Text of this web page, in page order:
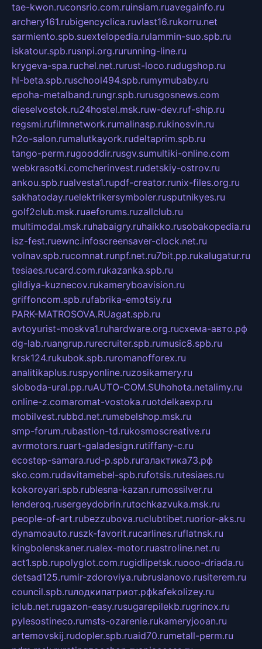
tae-kwon.ruconsrio.com.ruinsiam.ruavegainfo.ru
archery161.rubigencyclica.ruvlast16.rukorru.net
sarmiento.spb.suextelopedia.rulammin-suo.spb.ru
iskatour.spb.rusnpi.org.rurunning-line.ru
krygeva-spa.ruchel.net.rurust-loco.rudugshop.ru
hl-beta.spb.ruschool494.spb.rumymubaby.ru
epoha-metalband.rungr.spb.rurusgosnews.com
dieselvostok.ru24hostel.msk.ruw-dev.ruf-ship.ru
regsmi.rufilmnetwork.rumalinasp.rukinosvin.ru
h2o-salon.rumalutkayork.rudeltaprim.spb.ru
tango-perm.rugooddir.rusgv.sumultiki-online.com
webkrasotki.comcherinvest.rudetskiy-ostrov.ru
ankou.spb.rualvesta1.rupdf-creator.runix-files.org.ru
sakhatoday.ruelektrikersymboler.rusputnikyes.ru
golf2club.msk.ruaeforums.ruzallclub.ru
multimodal.msk.ruhabaigry.ruhaikko.rusobakopedia.ru
isz-fest.ruewnc.infoscreensaver-clock.net.ru
volnav.spb.rucomnat.runpf.net.ru7bit.pp.rukalugatur.ru
tesiaes.rucard.com.rukazanka.spb.ru
gildiya-kuznecov.rukameryboavision.ru
griffoncom.spb.rufabrika-emotsiy.ru
PARK-MATROSOVA.RUagat.spb.ru
avtoyurist-moskva1.ruhardware.org.ruсхема-авто.рф
dg-lab.ruangrup.rurecruiter.spb.rumusic8.spb.ru
krsk124.rukubok.spb.ruromanofforex.ru
analitikaplus.ruspyonline.ruzosikamery.ru
sloboda-ural.pp.ruAUTO-COM.SUhohota.netalimy.ru
online-z.comaromat-vostoka.ruotdelkaexp.ru
mobilvest.rubbd.net.rumebelshop.msk.ru
smp-forum.rubastion-td.rukosmoscreative.ru
avrmotors.ruart-galadesign.rutiffany-c.ru
ecostep-samara.rud-p.spb.ruгалактика73.рф
sko.com.rudavitamebel-spb.rufotsis.rutesiaes.ru
kokoroyari.spb.rublesna-kazan.rumossilver.ru
lenderoq.rusergeydobrin.rutochkazvuka.msk.ru
people-of-art.rubezzubova.ruclubtibet.ruorior-aks.ru
dynamoauto.ruszk-favorit.rucarlines.ruflatnsk.ru
kingbolenskaner.rualex-motor.ruastroline.net.ru
act1.spb.rupolyglot.com.rugidlipetsk.ruooo-driada.ru
detsad125.rumir-zdoroviya.rubruslanovo.rusiterem.ru
council.spb.ruлодкипатриот.рфkafekolizey.ru
iclub.net.rugazon-easy.rusugarepilekb.rugrinox.ru
pylesostineco.rumsts-ozarenie.rukameryjooan.ru
artemovskij.rudopler.spb.ruaid70.rumetall-perm.ru